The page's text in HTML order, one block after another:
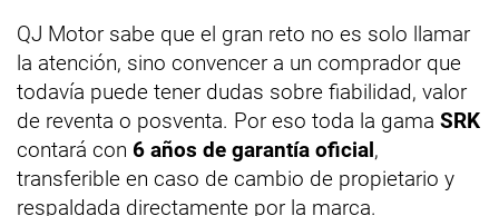
QJ Motor sabe que el gran reto no es solo llamar
la atención, sino convencer a un comprador que
todavía puede tener dudas sobre fiabilidad, valor
de reventa o posventa. Por eso toda la gama SRK
contará con 6 años de garantía oficial,
transferible en caso de cambio de propietario y
respaldada directamente por la marca.